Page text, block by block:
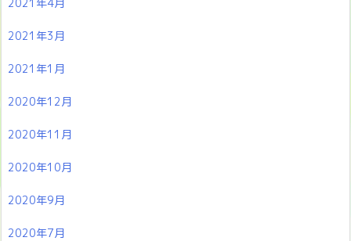
2021年3月
2021年1月
2020年12月
2020年11月
2020年10月
2020年9月
2020年7月